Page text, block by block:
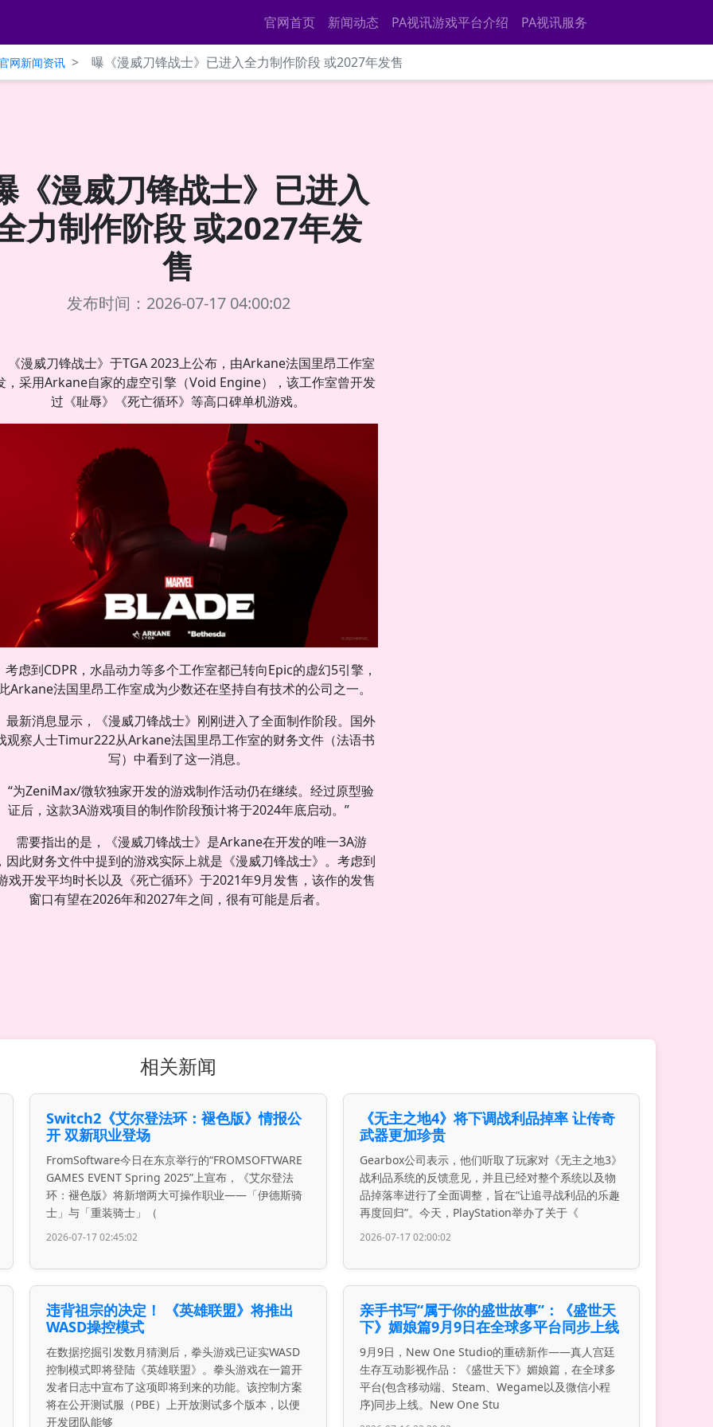
官网首页 新闻动态 PA视讯游戏平台介绍 PA视讯服务
网新闻资讯 > 曝《漫威刀锋战士》已进入全力制作阶段 或2027年发售
《漫威刀锋战士》已进入
力制作阶段 或2027年发
售
发布时间：2026-07-17 04:00:02
《漫威刀锋战士》于TGA 2023上公布，由Arkane法国里昂工作室
，采用Arkane自家的虚空引擎（Void Engine），该工作室曾开发
过《耻辱》《死亡循环》等高口碑单机游戏。
考虑到CDPR，水晶动力等多个工作室都已转向Epic的虚幻5引擎，
Arkane法国里昂工作室成为少数还在坚持自有技术的公司之一。
最新消息显示，《漫威刀锋战士》刚刚进入了全面制作阶段。国外
观察人士Timur222从Arkane法国里昂工作室的财务文件（法语书
写）中看到了这一消息。
“为ZeniMax/微软独家开发的游戏制作活动仍在继续。经过原型验
证后，这款3A游戏项目的制作阶段预计将于2024年底启动。”
需要指出的是，《漫威刀锋战士》是Arkane在开发的唯一3A游
因此财务文件中提到的游戏实际上就是《漫威刀锋战士》。考虑到
戏开发平均时长以及《死亡循环》于2021年9月发售，该作的发售
窗口有望在2026年和2027年之间，很有可能是后者。
相关新闻
Switch2《艾尔登法环：褪色版》情报公
开 双新职业登场
FromSoftware今日在东京举行的“FROMSOFTWARE
GAMES EVENT Spring 2025”上宣布，《艾尔登法
环：褪色版》将新增两大可操作职业——「伊德斯骑
士」与「重装骑士」（
2026-07-17 02:45:02
《无主之地4》将下调战利品掉率 让传奇
武器更加珍贵
Gearbox公司表示，他们听取了玩家对《无主之地3》
战利品系统的反馈意见，并且已经对整个系统以及物
品掉落率进行了全面调整，旨在“让追寻战利品的乐趣
再度回归”。今天，PlayStation举办了关于《
2026-07-17 02:00:02
违背祖宗的决定！ 《英雄联盟》将推出
WASD操控模式
在数据挖掘引发数月猜测后，拳头游戏已证实WASD
控制模式即将登陆《英雄联盟》。拳头游戏在一篇开
发者日志中宣布了这项即将到来的功能。该控制方案
将在公开测试服（PBE）上开放测试多个版本，以便
开发团队能够
亲手书写“属于你的盛世故事”：《盛世天
下》媚娘篇9月9日在全球多平台同步上线
9月9日，New One Studio的重磅新作——真人宫廷
生存互动影视作品：《盛世天下》媚娘篇，在全球多
平台(包含移动端、Steam、Wegame以及微信小程
序)同步上线。New One Stu